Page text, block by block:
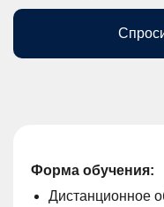
Форма обучения:
Дистанционное